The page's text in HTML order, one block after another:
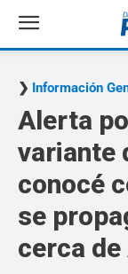
Información
Alerta
variante
conocé
se
cerca